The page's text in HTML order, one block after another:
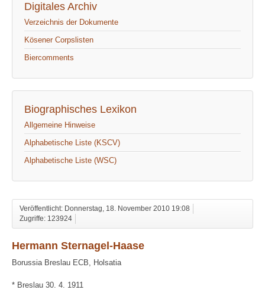
Digitales Archiv
Verzeichnis der Dokumente
Kösener Corpslisten
Biercomments
Biographisches Lexikon
Allgemeine Hinweise
Alphabetische Liste (KSCV)
Alphabetische Liste (WSC)
Veröffentlicht: Donnerstag, 18. November 2010 19:08
Zugriffe: 123924
Hermann Sternagel-Haase
Borussia Breslau ECB, Holsatia
* Breslau 30. 4. 1911